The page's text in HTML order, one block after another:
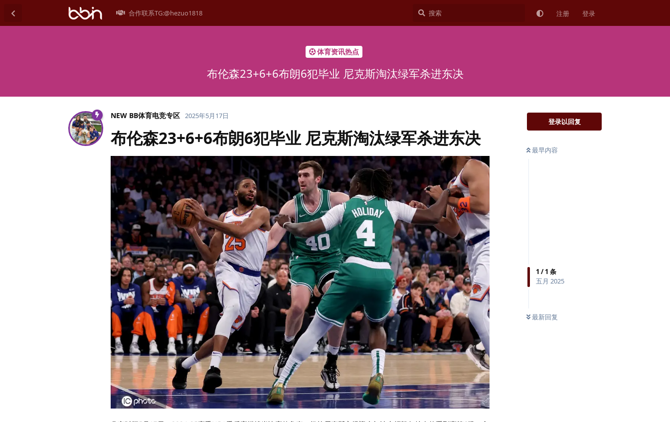
合作联系TG:@hezuo1818 注册 登录
体育资讯热点
布伦森23+6+6布朗6犯毕业 尼克斯淘汰绿军杀进东决
登录以回复
最早内容
1 /1 条
五月 2025
最新回复
NEW BB体育电竞专区 2025年5月17日
布伦森23+6+6布朗6犯毕业 尼克斯淘汰绿军杀进东决